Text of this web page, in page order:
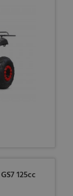
125cc